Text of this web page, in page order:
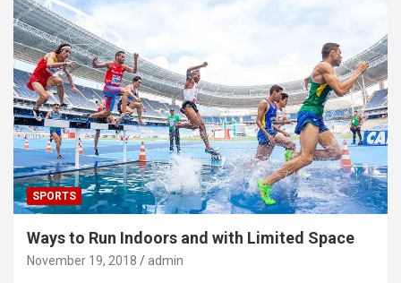
SPORTS
Ways to Run Indoors and with Limited Space
November 19, 2018 admin